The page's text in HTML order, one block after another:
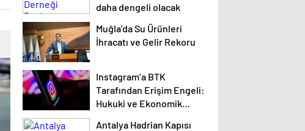
daha dengeli olacak
Muğla’da Su Ürünleri
İhracatı ve Gelir Rekoru
Instagram’a BTK
Tarafından Erişim Engeli:
Hukuki ve Ekonomik
Antalya Hadrian Kapısı